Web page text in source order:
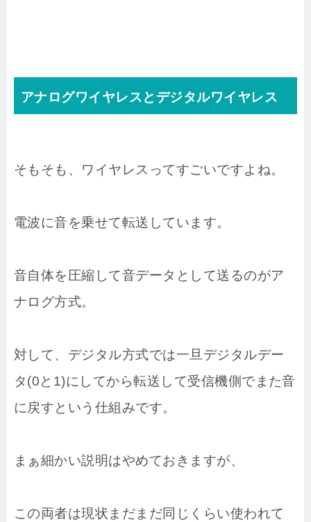
アナログワイヤレスとデジタルワイヤレス
そもそも、ワイヤレスってすごいですよね。
電波に音を乗せて転送しています。
音自体を圧縮して音データとして送るのがア
ナログ方式。
対して、デジタル方式では一旦デジタルデー
タ(0と1)にしてから転送して受信機側でまた音
に戻すという仕組みです。
まぁ細かい説明はやめておきますが、
この両者は現状まだまだ同じくらい使われて